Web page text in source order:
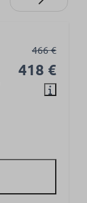
466 €
418 €